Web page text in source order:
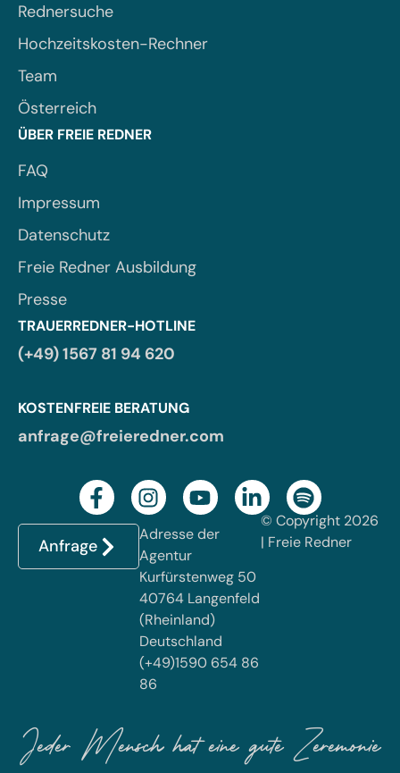
Rednersuche
Hochzeitskosten-Rechner
Team
Österreich
ÜBER FREIE REDNER
FAQ
Impressum
Datenschutz
Freie Redner Ausbildung
Presse
TRAUERREDNER-HOTLINE
(+49) 1567 81 94 620
KOSTENFREIE BERATUNG
anfrage@freieredner.com
Anfrage
Adresse der
Agentur
Kurfürstenweg 50
40764 Langenfeld
(Rheinland)
Deutschland
(+49)1590 654 86
86
© Copyright 2026
| Freie Redner
Jeder Mensch hat eine gute Zeremonie